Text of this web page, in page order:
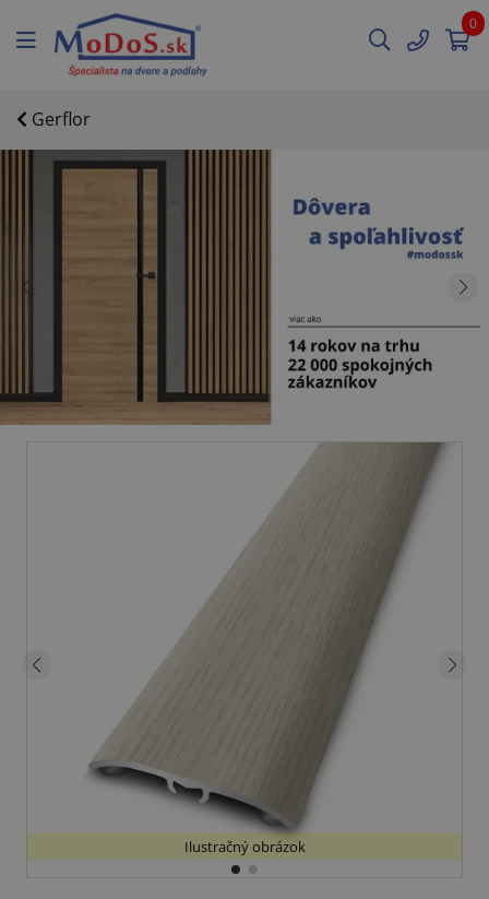
0
Gerflor
Ilustračný obrázok